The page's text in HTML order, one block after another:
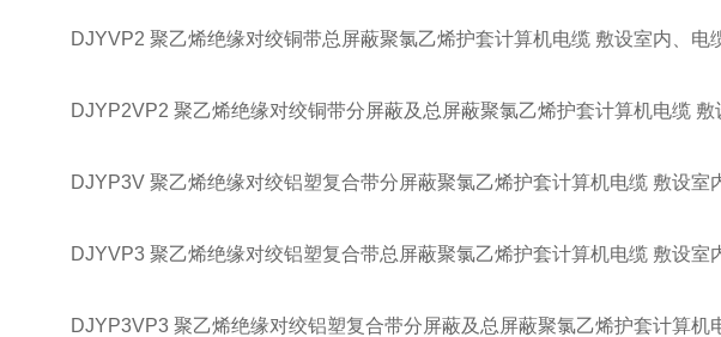
DJYVP2 聚乙烯绝缘对绞铜带总屏蔽聚氯乙烯护套计算机电缆 敷设室内、电
DJYP2VP2 聚乙烯绝缘对绞铜带分屏蔽及总屏蔽聚氯乙烯护套计算机电缆
DJYP3V 聚乙烯绝缘对绞铝塑复合带分屏蔽聚氯乙烯护套计算机电缆 敷设室
DJYVP3 聚乙烯绝缘对绞铝塑复合带总屏蔽聚氯乙烯护套计算机电缆 敷设室
DJYP3VP3 聚乙烯绝缘对绞铝塑复合带分屏蔽及总屏蔽聚氯乙烯护套计算